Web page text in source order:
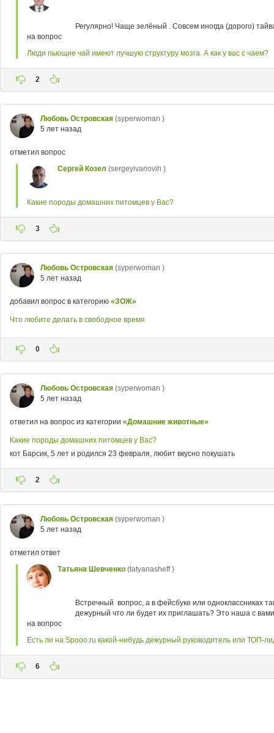
Регулярно! Чаще зелёный . Совсем иногда (дорого)
на вопрос
Люди пьющие чай имеют лучшую структуру мозга. А как у вас с чаем?
2
Любовь Островская (syperwoman )
5 лет назад
отметил вопрос
Сергей Козел (sergeyivanovih )
Какие породы домашних питомцев у Вас?
3
Любовь Островская (syperwoman )
5 лет назад
добавил вопрос в категорию «ЗОЖ»
Что любите делать в свободное время
0
Любовь Островская (syperwoman )
5 лет назад
ответил на вопрос из категории «Домашние животные»
Какие породы домашних питомцев у Вас?
кот Барсик, 5 лет и родился 23 февраля, любит вкусно покушать
2
Любовь Островская (syperwoman )
5 лет назад
отметил ответ
Татьяна Шевченко (tatyanasheff )
Встречный вопрос, а в фейсбуке или одноклассниках
дежурный что ли будет их приглашать? Это наша с
на вопрос
Есть ли на Spooo.ru какой-нибудь дежурный руководитель или ТОП-
6